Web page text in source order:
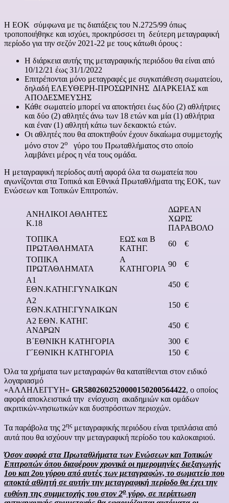
Η ΕΟΚ σύμφωνα με τις διατάξεις του Ν.2725/99 όπως
τροποποιήθηκε και ισχύει, προκηρύσσει τη δεύτερη μεταγραφική
περίοδο για την σεζόν 2021-22 με τους κάτωθι όρους :
Η διάρκεια αυτής της μεταγραφικής περιόδου θα είναι από
10/12/21 έως 31/1/2022
Επιτρέπονται μόνο μεταγραφές με συγκατάθεση σωματείου,
δηλαδή ΕΛΕΥΘΕΡΗ-ΠΡΟΣΩΡΙΝΗΣ ΔΙΑΡΚΕΙΑΣ και
ΑΠΟΔΕΣΜΕΥΣΗΣ
Κάθε σωματείο μπορεί να αποκτήσει έως δύο (2) αθλήτριες
και δύο (2) αθλητές άνω των 18 ετών και μία (1) αθλήτρια
και έναν (1) αθλητή κάτω των δεκαοκτώ ετών.
Οι αθλητές που θα αποκτηθούν έχουν δικαίωμα συμμετοχής
μόνο στον 2ο
γύρο του Πρωταθλήματος στο οποίο
λαμβάνει μέρος η νέα τους ομάδα.
Η μεταγραφική περίοδος αυτή αφορά όλα τα σωματεία που
αγωνίζονται στα Τοπικά και Εθνικά Πρωταθλήματα της ΕΟΚ, των
Ενώσεων και Τοπικών Επιτροπών.
ΑΝΗΛΙΚΟΙ ΑΘΛΗΤΕΣ
Κ.18
ΔΩΡΕΑΝ
ΧΩΡΙΣ
ΠΑΡΑΒΟΛΟ
ΤΟΠΙΚΑ
ΠΡΩΤΑΘΛΗΜΑΤΑ
ΕΩΣ και Β
ΚΑΤΗΓ.
60 €
ΤΟΠΙΚΑ
ΠΡΩΤΑΘΛΗΜΑΤΑ
Α
ΚΑΤΗΓΟΡΙΑ
90 €
Α1
ΕΘΝ.ΚΑΤΗΓ.ΓΥΝΑΙΚΩΝ
450 €
Α2
ΕΘΝ.ΚΑΤΗΓ.ΓΥΝΑΙΚΩΝ
150 €
Α2 ΕΘΝ. ΚΑΤΗΓ.
ΑΝΔΡΩΝ
450 €
Β΄ΕΘΝΙΚΗ ΚΑΤΗΓΟΡΙΑ
300 €
Γ΄ΕΘΝΙΚΗ ΚΑΤΗΓΟΡΙΑ
150 €
Όλα τα χρήματα των μεταγραφών θα κατατίθενται στον ειδικό
λογαριασμό
«ΑΛΛΗΛΕΓΓΥΗ» GR5802602520000150200564422, ο οποίος
αφορά αποκλειστικά την ενίσχυση ακαδημιών και ομάδων
ακριτικών-νησιωτικών και δυσπρόσιτων περιοχών.
Τα παράβολα της 2ης μεταγραφικής περιόδου είναι τριπλάσια από
αυτά που θα ισχύουν την μεταγραφική περίοδο του καλοκαιριού.
Όσον αφορά στα Πρωταθλήματα των Ενώσεων και Τοπικών
Επιτροπών όπου διαφέρουν χρονικά οι ημερομηνίες διεξαγωγής
1ου και 2ου γύρου από αυτές των μεταγραφών, το σωματείο που
αποκτά αθλητή σε αυτήν την μεταγραφική περίοδο θα έχει την
ευθύνη της συμμετοχής του στον 2ο γύρο, σε περίπτωση